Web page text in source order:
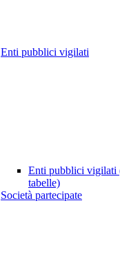
Enti pubblici vigilati
Enti pubblici vigilati
tabelle)
Società partecipate